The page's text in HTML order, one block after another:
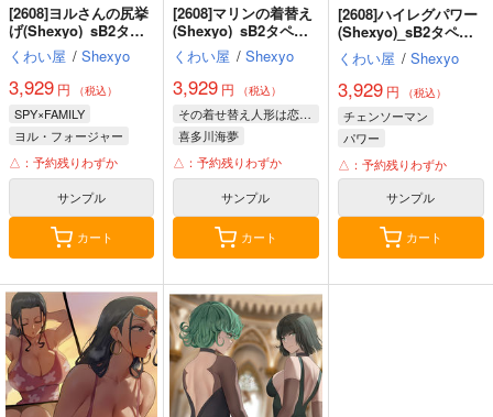
[2608]ヨルさんの尻挙
げ(Shexyo)_sB2タペ
ストリー
くわい屋 / Shexyo
3,929 円 （税込）
SPY×FAMILY
ヨル・フォージャー
△：予約残りわずか
サンプル
カート
[2608]マリンの着替え
(Shexyo)_sB2タペス
トリー
くわい屋 / Shexyo
3,929 円 （税込）
その着せ替え人形は恋をする
喜多川海夢
△：予約残りわずか
サンプル
カート
[2608]ハイレグパワー
(Shexyo)_sB2タペス
トリー
くわい屋 / Shexyo
3,929円 （税込）
チェンソーマン
パワー
△：予約残りわずか
サンプル
カート